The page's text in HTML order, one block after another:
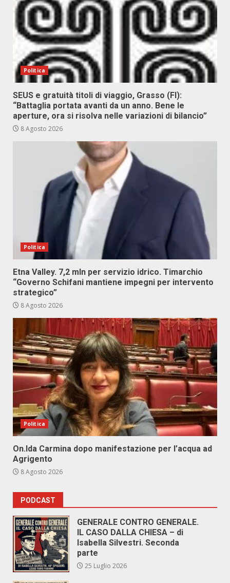
Politica
SEUS e gratuità titoli di viaggio, Grasso (FI):
“Battaglia portata avanti da un anno. Bene le
aperture, ora si risolva nelle variazioni di bilancio”
8 Agosto 2026
Politica
Etna Valley. 7,2 mln per servizio idrico. Timarchio
“Governo Schifani mantiene impegni per intervento
strategico”
8 Agosto 2026
Politica
On.Ida Carmina dopo manifestazione per l’acqua ad
Agrigento
8 Agosto 2026
PODCAST
GENERALE CONTRO GENERALE.
IL CASO DALLA CHIESA – di
Isabella Silvestri. Seconda
parte
25 Luglio 2026